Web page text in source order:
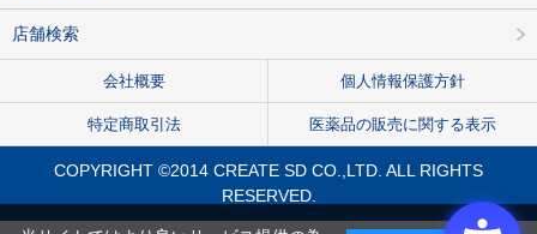
店舗検索
会社概要 個人情報保護方針
特定商取引法 医薬品の販売に関する表示
COPYRIGHT ©2014 CREATE SD CO.,LTD. ALL RIGHTS
RESERVED.